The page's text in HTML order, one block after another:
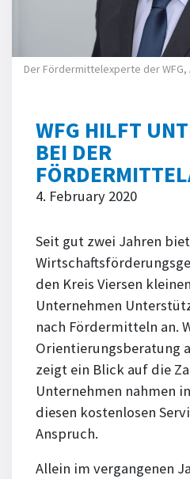
Der Fördermittelexperte der WFG,
WFG HILFT
BEI DER
4. February 2020
Seit gut zwei Jahren
den Kreis Viersen
Unternehmen
nach Fördermitteln an.
Orientierungsberatung
zeigt ein Blick auf die
Unternehmen nahmen
diesen kostenlosen
Anspruch.
Allein im vergangenen